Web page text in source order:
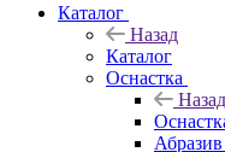
Каталог
Назад
Каталог
Оснастка
Назад
Абразив